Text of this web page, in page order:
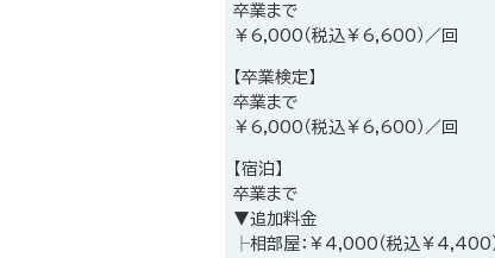
卒業まで
￥6,000（税込￥6,600）／回
【卒業検定】
卒業まで
￥6,000（税込￥6,600）／回
【宿泊】
卒業まで
▼追加料金
├相部屋：￥4,000（税込￥4,400